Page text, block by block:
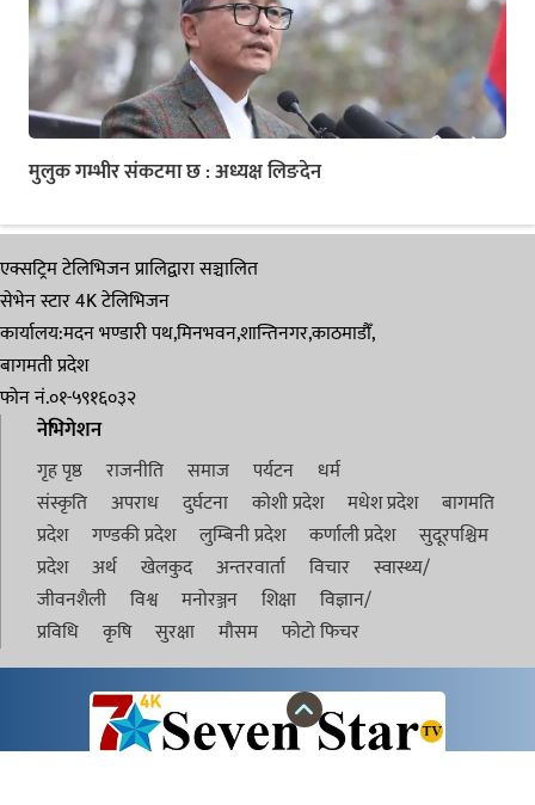
मुलुक गम्भीर संकटमा छ : अध्यक्ष लिङदेन
एक्सट्रिम टेलिभिजन प्रालिद्वारा सञ्चालित
सेभेन स्टार 4K टेलिभिजन
कार्यालय:मदन भण्डारी पथ,मिनभवन,शान्तिनगर,काठमाडौँ,
बागमती प्रदेश
फोन नं.०१-५९१६०३२
नेभिगेशन
गृह पृष्ठ राजनीति समाज पर्यटन
धर्म
संस्कृति
अपराध दुर्घटना कोशी प्रदेश मधेश प्रदेश
बागमति
प्रदेश
गण्डकी प्रदेश लुम्बिनी प्रदेश कर्णाली प्रदेश
सुदूरपश्चिम
प्रदेश
अर्थ खेलकुद अन्तरवार्ता विचार
स्वास्थ्य/
जीवनशैली
विश्व मनोरञ्जन शिक्षा
विज्ञान/
प्रविधि
कृषि सुरक्षा मौसम फोटो फिचर